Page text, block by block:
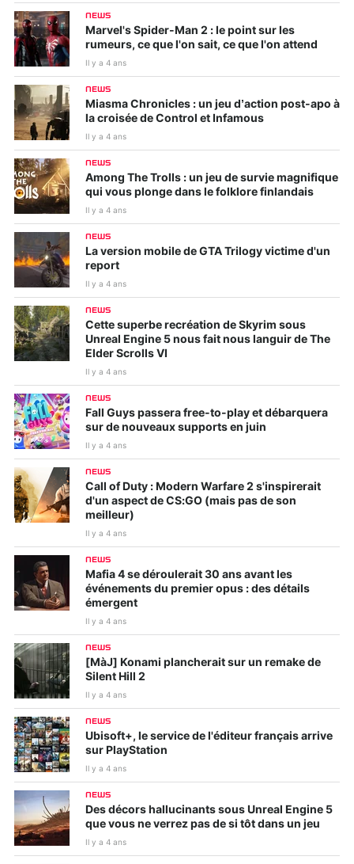
NEWS
Marvel's Spider-Man 2 : le point sur les
rumeurs, ce que l'on sait, ce que l'on attend
Il y a 4 ans
NEWS
Miasma Chronicles : un jeu d’action post-apo à
la croisée de Control et Infamous
Il y a 4 ans
NEWS
Among The Trolls : un jeu de survie magnifique
qui vous plonge dans le folklore finlandais
Il y a 4 ans
NEWS
La version mobile de GTA Trilogy victime d'un
report
Il y a 4 ans
NEWS
Cette superbe recréation de Skyrim sous
Unreal Engine 5 nous fait nous languir de The
Elder Scrolls VI
Il y a 4 ans
NEWS
Fall Guys passera free-to-play et débarquera
sur de nouveaux supports en juin
Il y a 4 ans
NEWS
Call of Duty : Modern Warfare 2 s'inspirerait
d'un aspect de CS:GO (mais pas de son
meilleur)
Il y a 4 ans
NEWS
Mafia 4 se déroulerait 30 ans avant les
événements du premier opus : des détails
émergent
Il y a 4 ans
NEWS
[MàJ] Konami plancherait sur un remake de
Silent Hill 2
Il y a 4 ans
NEWS
Ubisoft+, le service de l'éditeur français arrive
sur PlayStation
Il y a 4 ans
NEWS
Des décors hallucinants sous Unreal Engine 5
que vous ne verrez pas de si tôt dans un jeu
Il y a 4 ans